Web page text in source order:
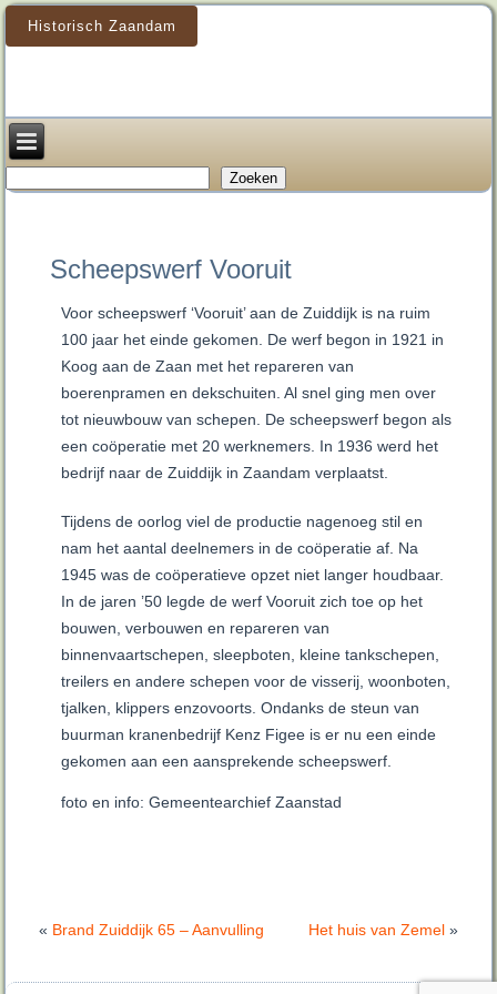
Historisch Zaandam
Zoeken
Scheepswerf Vooruit
Voor scheepswerf ‘Vooruit’ aan de Zuiddijk is na ruim
100 jaar het einde gekomen. De werf begon in 1921 in
Koog aan de Zaan met het repareren van
boerenpramen en dekschuiten. Al snel ging men over
tot nieuwbouw van schepen. De scheepswerf begon als
een coöperatie met 20 werknemers. In 1936 werd het
bedrijf naar de Zuiddijk in Zaandam verplaatst.
Tijdens de oorlog viel de productie nagenoeg stil en
nam het aantal deelnemers in de coöperatie af. Na
1945 was de coöperatieve opzet niet langer houdbaar.
In de jaren ’50 legde de werf Vooruit zich toe op het
bouwen, verbouwen en repareren van
binnenvaartschepen, sleepboten, kleine tankschepen,
treilers en andere schepen voor de visserij, woonboten,
tjalken, klippers enzovoorts. Ondanks de steun van
buurman kranenbedrijf Kenz Figee is er nu een einde
gekomen aan een aansprekende scheepswerf.
foto en info: Gemeentearchief Zaanstad
« Brand Zuiddijk 65 – Aanvulling Het huis van Zemel»